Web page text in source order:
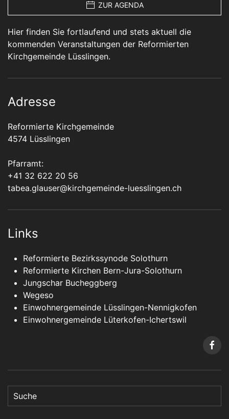
ZUR AGENDA
Hier finden Sie fortlaufend und stets aktuell die
kommenden Veranstaltungen der Reformierten
Kirchgemeinde Lüsslingen.
Adresse
Reformierte Kirchgemeinde
4574 Lüsslingen
Pfarramt:
+41 32 622 20 56
tabea.glauser@kirchgemeinde-luesslingen.ch
Links
Reformierte Bezirkssynode Solothurn
Reformierte Kirchen Bern-Jura-Solothurn
Jungschar Bucheggberg
Wegeso
Einwohnergemeinde Lüsslingen-Nennigkofen
Einwohnergemeinde Lüterkofen-Ichertswil